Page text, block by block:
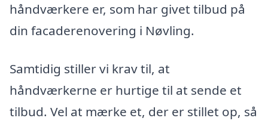
håndværkere er, som har givet tilbud på
din facaderenovering i Nøvling.
Samtidig stiller vi krav til, at
håndværkerne er hurtige til at sende et
tilbud. Vel at mærke et, der er stillet op, så